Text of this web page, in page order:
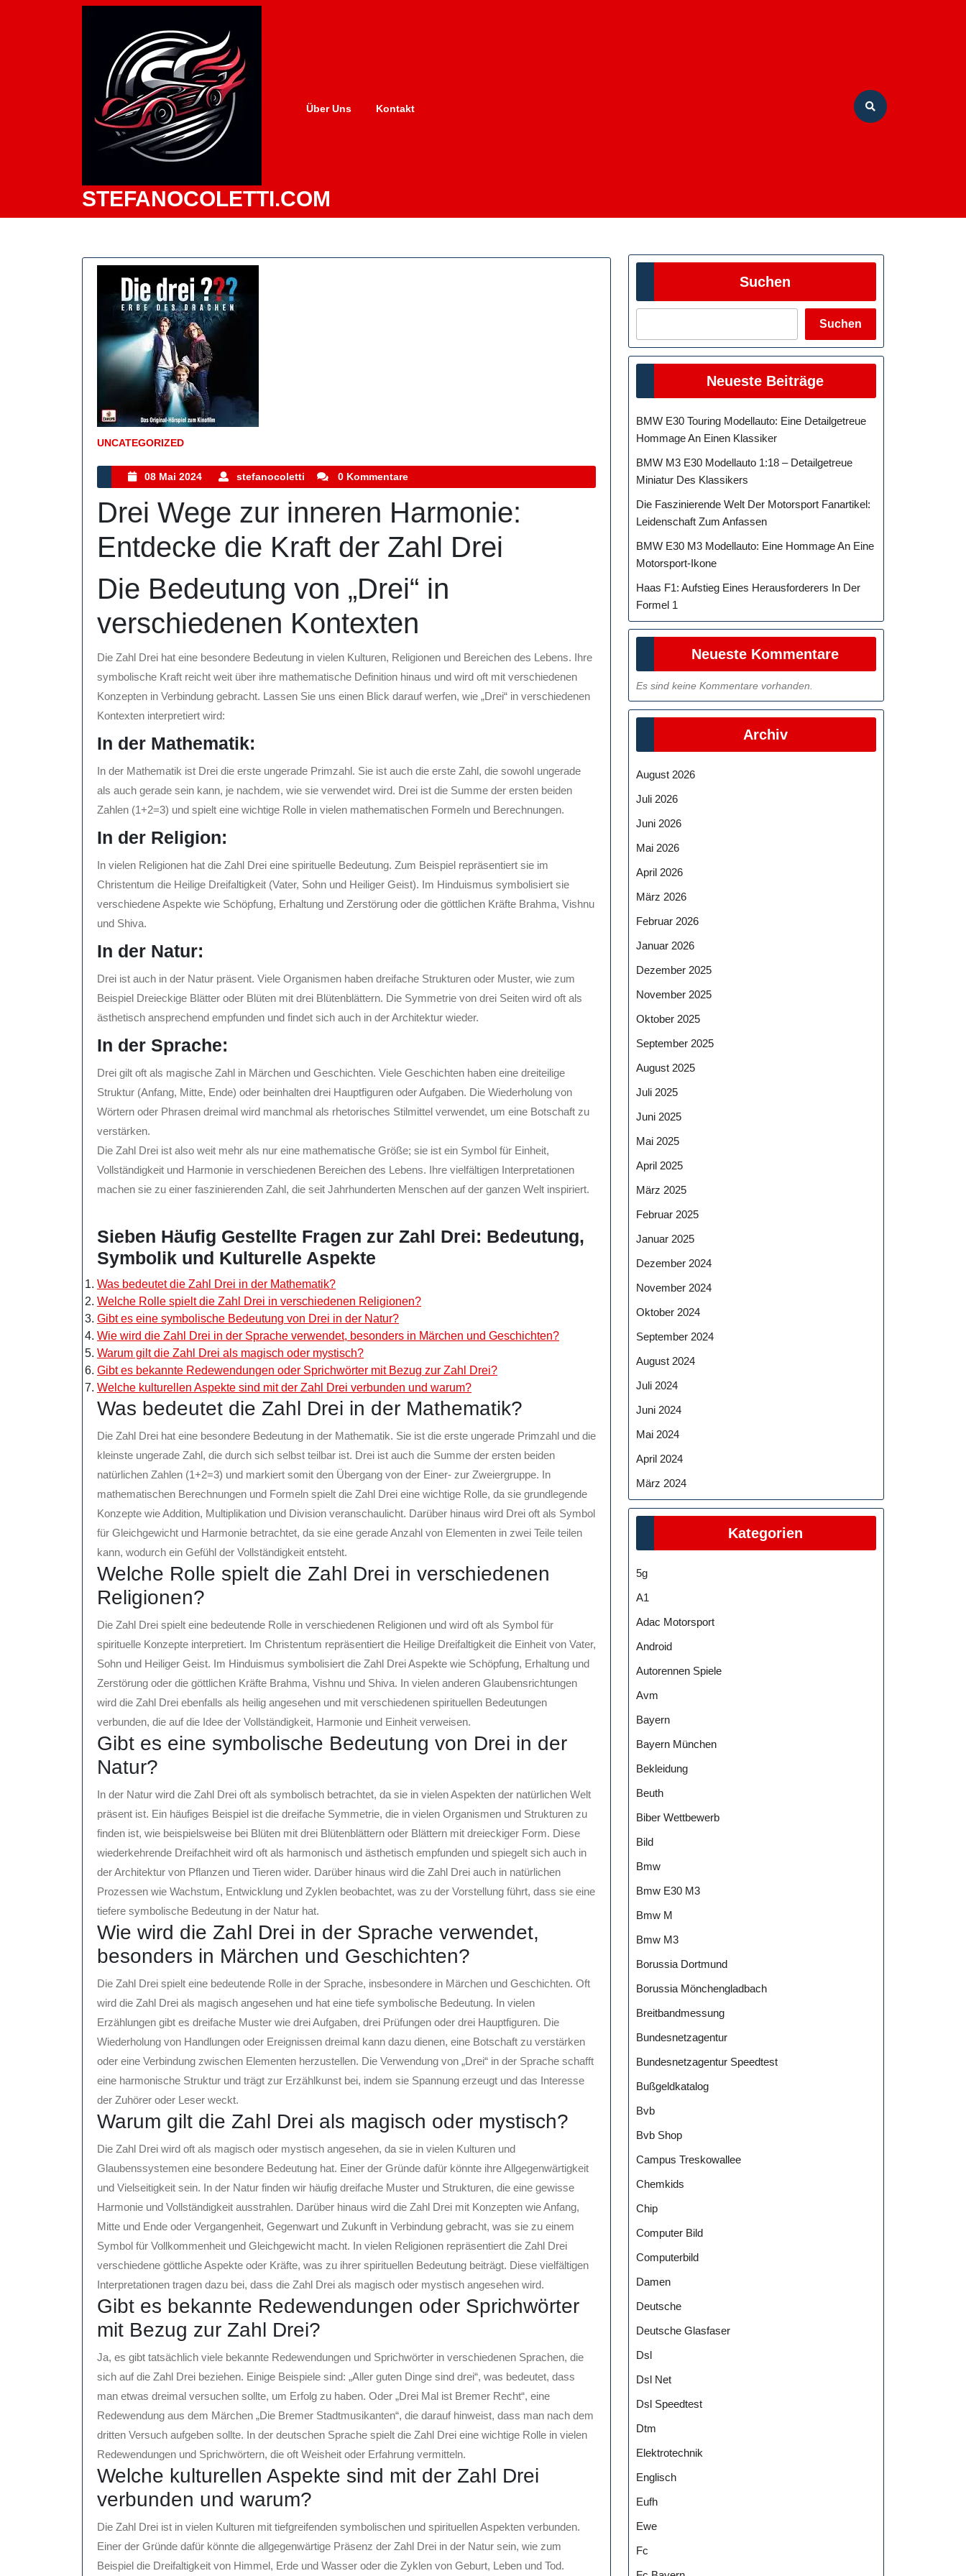
STEFANOCOLETTI.COM
Über Uns Kontakt
UNCATEGORIZED
Kategorie
08 Mai 2024
08
Mai
2024
stefanocoletti stefanocoletti
0 Kommentare
Drei Wege zur inneren Harmonie:
Entdecke die Kraft der Zahl Drei
Die Bedeutung von „Drei“ in
verschiedenen Kontexten
Die Zahl Drei hat eine besondere Bedeutung in vielen Kulturen, Religionen und Bereichen des Lebens. Ihre
symbolische Kraft reicht weit über ihre mathematische Definition hinaus und wird oft mit verschiedenen
Konzepten in Verbindung gebracht. Lassen Sie uns einen Blick darauf werfen, wie „Drei“ in verschiedenen
Kontexten interpretiert wird:
In der Mathematik:
In der Mathematik ist Drei die erste ungerade Primzahl. Sie ist auch die erste Zahl, die sowohl ungerade
als auch gerade sein kann, je nachdem, wie sie verwendet wird. Drei ist die Summe der ersten beiden
Zahlen (1+2=3) und spielt eine wichtige Rolle in vielen mathematischen Formeln und Berechnungen.
In der Religion:
In vielen Religionen hat die Zahl Drei eine spirituelle Bedeutung. Zum Beispiel repräsentiert sie im
Christentum die Heilige Dreifaltigkeit (Vater, Sohn und Heiliger Geist). Im Hinduismus symbolisiert sie
verschiedene Aspekte wie Schöpfung, Erhaltung und Zerstörung oder die göttlichen Kräfte Brahma, Vishnu
und Shiva.
In der Natur:
Drei ist auch in der Natur präsent. Viele Organismen haben dreifache Strukturen oder Muster, wie zum
Beispiel Dreieckige Blätter oder Blüten mit drei Blütenblättern. Die Symmetrie von drei Seiten wird oft als
ästhetisch ansprechend empfunden und findet sich auch in der Architektur wieder.
In der Sprache:
Drei gilt oft als magische Zahl in Märchen und Geschichten. Viele Geschichten haben eine dreiteilige
Struktur (Anfang, Mitte, Ende) oder beinhalten drei Hauptfiguren oder Aufgaben. Die Wiederholung von
Wörtern oder Phrasen dreimal wird manchmal als rhetorisches Stilmittel verwendet, um eine Botschaft zu
verstärken.
Die Zahl Drei ist also weit mehr als nur eine mathematische Größe; sie ist ein Symbol für Einheit,
Vollständigkeit und Harmonie in verschiedenen Bereichen des Lebens. Ihre vielfältigen Interpretationen
machen sie zu einer faszinierenden Zahl, die seit Jahrhunderten Menschen auf der ganzen Welt inspiriert.
Sieben Häufig Gestellte Fragen zur Zahl Drei: Bedeutung,
Symbolik und Kulturelle Aspekte
Was bedeutet die Zahl Drei in der Mathematik?
Welche Rolle spielt die Zahl Drei in verschiedenen Religionen?
Gibt es eine symbolische Bedeutung von Drei in der Natur?
Wie wird die Zahl Drei in der Sprache verwendet, besonders in Märchen und Geschichten?
Warum gilt die Zahl Drei als magisch oder mystisch?
Gibt es bekannte Redewendungen oder Sprichwörter mit Bezug zur Zahl Drei?
Welche kulturellen Aspekte sind mit der Zahl Drei verbunden und warum?
Was bedeutet die Zahl Drei in der Mathematik?
Die Zahl Drei hat eine besondere Bedeutung in der Mathematik. Sie ist die erste ungerade Primzahl und die
kleinste ungerade Zahl, die durch sich selbst teilbar ist. Drei ist auch die Summe der ersten beiden
natürlichen Zahlen (1+2=3) und markiert somit den Übergang von der Einer- zur Zweiergruppe. In
mathematischen Berechnungen und Formeln spielt die Zahl Drei eine wichtige Rolle, da sie grundlegende
Konzepte wie Addition, Multiplikation und Division veranschaulicht. Darüber hinaus wird Drei oft als Symbol
für Gleichgewicht und Harmonie betrachtet, da sie eine gerade Anzahl von Elementen in zwei Teile teilen
kann, wodurch ein Gefühl der Vollständigkeit entsteht.
Welche Rolle spielt die Zahl Drei in verschiedenen
Religionen?
Die Zahl Drei spielt eine bedeutende Rolle in verschiedenen Religionen und wird oft als Symbol für
spirituelle Konzepte interpretiert. Im Christentum repräsentiert die Heilige Dreifaltigkeit die Einheit von Vater,
Sohn und Heiliger Geist. Im Hinduismus symbolisiert die Zahl Drei Aspekte wie Schöpfung, Erhaltung und
Zerstörung oder die göttlichen Kräfte Brahma, Vishnu und Shiva. In vielen anderen Glaubensrichtungen
wird die Zahl Drei ebenfalls als heilig angesehen und mit verschiedenen spirituellen Bedeutungen
verbunden, die auf die Idee der Vollständigkeit, Harmonie und Einheit verweisen.
Gibt es eine symbolische Bedeutung von Drei in der
Natur?
In der Natur wird die Zahl Drei oft als symbolisch betrachtet, da sie in vielen Aspekten der natürlichen Welt
präsent ist. Ein häufiges Beispiel ist die dreifache Symmetrie, die in vielen Organismen und Strukturen zu
finden ist, wie beispielsweise bei Blüten mit drei Blütenblättern oder Blättern mit dreieckiger Form. Diese
wiederkehrende Dreifachheit wird oft als harmonisch und ästhetisch empfunden und spiegelt sich auch in
der Architektur von Pflanzen und Tieren wider. Darüber hinaus wird die Zahl Drei auch in natürlichen
Prozessen wie Wachstum, Entwicklung und Zyklen beobachtet, was zu der Vorstellung führt, dass sie eine
tiefere symbolische Bedeutung in der Natur hat.
Wie wird die Zahl Drei in der Sprache verwendet,
besonders in Märchen und Geschichten?
Die Zahl Drei spielt eine bedeutende Rolle in der Sprache, insbesondere in Märchen und Geschichten. Oft
wird die Zahl Drei als magisch angesehen und hat eine tiefe symbolische Bedeutung. In vielen
Erzählungen gibt es dreifache Muster wie drei Aufgaben, drei Prüfungen oder drei Hauptfiguren. Die
Wiederholung von Handlungen oder Ereignissen dreimal kann dazu dienen, eine Botschaft zu verstärken
oder eine Verbindung zwischen Elementen herzustellen. Die Verwendung von „Drei“ in der Sprache schafft
eine harmonische Struktur und trägt zur Erzählkunst bei, indem sie Spannung erzeugt und das Interesse
der Zuhörer oder Leser weckt.
Warum gilt die Zahl Drei als magisch oder mystisch?
Die Zahl Drei wird oft als magisch oder mystisch angesehen, da sie in vielen Kulturen und
Glaubenssystemen eine besondere Bedeutung hat. Einer der Gründe dafür könnte ihre Allgegenwärtigkeit
und Vielseitigkeit sein. In der Natur finden wir häufig dreifache Muster und Strukturen, die eine gewisse
Harmonie und Vollständigkeit ausstrahlen. Darüber hinaus wird die Zahl Drei mit Konzepten wie Anfang,
Mitte und Ende oder Vergangenheit, Gegenwart und Zukunft in Verbindung gebracht, was sie zu einem
Symbol für Vollkommenheit und Gleichgewicht macht. In vielen Religionen repräsentiert die Zahl Drei
verschiedene göttliche Aspekte oder Kräfte, was zu ihrer spirituellen Bedeutung beiträgt. Diese vielfältigen
Interpretationen tragen dazu bei, dass die Zahl Drei als magisch oder mystisch angesehen wird.
Gibt es bekannte Redewendungen oder Sprichwörter
mit Bezug zur Zahl Drei?
Ja, es gibt tatsächlich viele bekannte Redewendungen und Sprichwörter in verschiedenen Sprachen, die
sich auf die Zahl Drei beziehen. Einige Beispiele sind: „Aller guten Dinge sind drei“, was bedeutet, dass
man etwas dreimal versuchen sollte, um Erfolg zu haben. Oder „Drei Mal ist Bremer Recht“, eine
Redewendung aus dem Märchen „Die Bremer Stadtmusikanten“, die darauf hinweist, dass man nach dem
dritten Versuch aufgeben sollte. In der deutschen Sprache spielt die Zahl Drei eine wichtige Rolle in vielen
Redewendungen und Sprichwörtern, die oft Weisheit oder Erfahrung vermitteln.
Welche kulturellen Aspekte sind mit der Zahl Drei
verbunden und warum?
Die Zahl Drei ist in vielen Kulturen mit tiefgreifenden symbolischen und spirituellen Aspekten verbunden.
Einer der Gründe dafür könnte die allgegenwärtige Präsenz der Zahl Drei in der Natur sein, wie zum
Beispiel die Dreifaltigkeit von Himmel, Erde und Wasser oder die Zyklen von Geburt, Leben und Tod.
Suchen
Suchen
Neueste Beiträge
BMW E30 Touring Modellauto: Eine Detailgetreue
Hommage An Einen Klassiker
BMW M3 E30 Modellauto 1:18 – Detailgetreue
Miniatur Des Klassikers
Die Faszinierende Welt Der Motorsport Fanartikel:
Leidenschaft Zum Anfassen
BMW E30 M3 Modellauto: Eine Hommage An Eine
Motorsport-Ikone
Haas F1: Aufstieg Eines Herausforderers In Der
Formel 1
Neueste Kommentare
Es sind keine Kommentare vorhanden.
Archiv
August 2026
Juli 2026
Juni 2026
Mai 2026
April 2026
März 2026
Februar 2026
Januar 2026
Dezember 2025
November 2025
Oktober 2025
September 2025
August 2025
Juli 2025
Juni 2025
Mai 2025
April 2025
März 2025
Februar 2025
Januar 2025
Dezember 2024
November 2024
Oktober 2024
September 2024
August 2024
Juli 2024
Juni 2024
Mai 2024
April 2024
März 2024
Kategorien
5g
A1
Adac Motorsport
Android
Autorennen Spiele
Avm
Bayern
Bayern München
Bekleidung
Beuth
Biber Wettbewerb
Bild
Bmw
Bmw E30 M3
Bmw M
Bmw M3
Borussia Dortmund
Borussia Mönchengladbach
Breitbandmessung
Bundesnetzagentur
Bundesnetzagentur Speedtest
Bußgeldkatalog
Bvb
Bvb Shop
Campus Treskowallee
Chemkids
Chip
Computer Bild
Computerbild
Damen
Deutsche
Deutsche Glasfaser
Dsl
Dsl Net
Dsl Speedtest
Dtm
Elektrotechnik
Englisch
Eufh
Ewe
Fc